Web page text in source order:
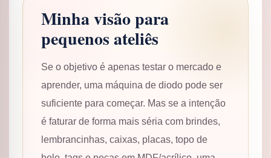
Minha visão para
pequenos ateliês
Se o objetivo é apenas testar o mercado e
aprender, uma máquina de diodo pode ser
suficiente para começar. Mas se a intenção
é faturar de forma mais séria com brindes,
lembrancinhas, caixas, placas, topo de